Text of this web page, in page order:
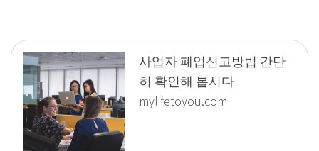
사업자 폐업신고방법 간단
히 확인해 봅시다
mylifetoyou.com